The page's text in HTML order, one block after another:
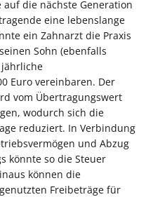
auf die nächste Generation
eine lebenslange
ein Zahnarzt die Praxis
Sohn (ebenfalls
Euro vereinbaren. Der
vom Übertragungswert
wodurch sich die
reduziert. In Verbindung
und Abzug
könnte so die Steuer
können die
Freibeträge für